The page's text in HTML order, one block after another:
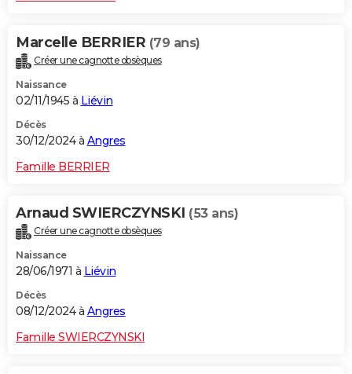
Marcelle BERRIER (79 ans)
Créer une cagnotte obsèques
Naissance
02/11/1945 à Liévin
Décès
30/12/2024 à Angres
Famille BERRIER
Arnaud SWIERCZYNSKI (53 ans)
Créer une cagnotte obsèques
Naissance
28/06/1971 à Liévin
Décès
08/12/2024 à Angres
Famille SWIERCZYNSKI